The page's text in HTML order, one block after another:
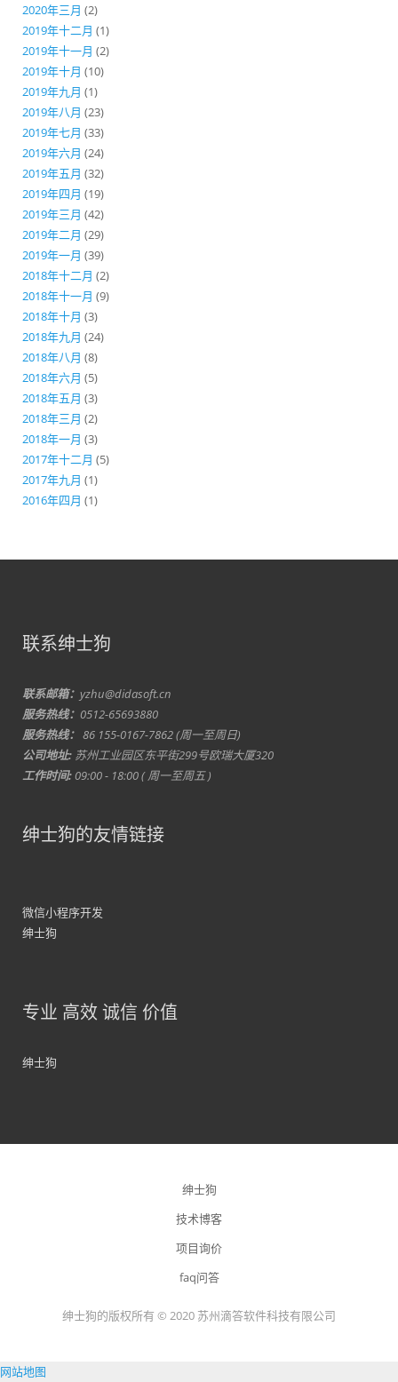
2020年三月 (2)
2019年十二月 (1)
2019年十一月 (2)
2019年十月 (10)
2019年九月 (1)
2019年八月 (23)
2019年七月 (33)
2019年六月 (24)
2019年五月 (32)
2019年四月 (19)
2019年三月 (42)
2019年二月 (29)
2019年一月 (39)
2018年十二月 (2)
2018年十一月 (9)
2018年十月 (3)
2018年九月 (24)
2018年八月 (8)
2018年六月 (5)
2018年五月 (3)
2018年三月 (2)
2018年一月 (3)
2017年十二月 (5)
2017年九月 (1)
2016年四月 (1)
联系绅士狗
联系邮箱： yzhu@didasoft.cn
服务热线： 0512-65693880
服务热线： 86 155-0167-7862 (周一至周日)
公司地址: 苏州工业园区东平街299号欧瑞大厦320
工作时间: 09:00 - 18:00 ( 周一至周五 )
绅士狗的友情链接
微信小程序开发
绅士狗
专业 高效 诚信 价值
绅士狗
绅士狗
技术博客
项目询价
faq问答
绅士狗的版权所有 © 2020 苏州滴答软件科技有限公司
网站地图